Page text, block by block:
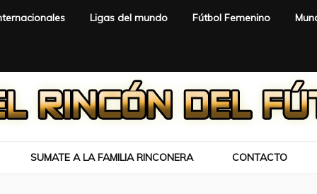
Ligas del mundo Fútbol Femenino
SUMATE A LA FAMILIA RINCONERA CONTACTO